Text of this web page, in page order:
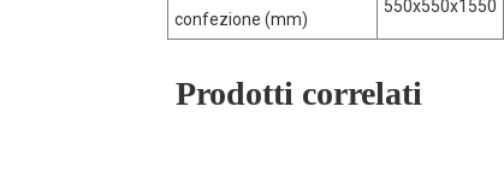
confezione (mm)
550x550x1550
Prodotti correlati